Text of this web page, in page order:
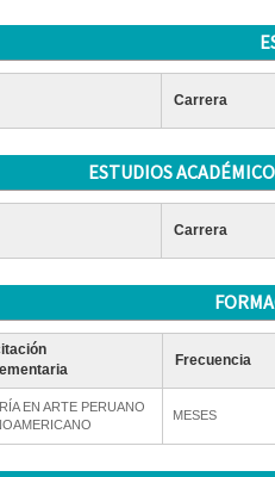
Carrera
ESTUDIOS
Carrera
Frecuencia
EN ARTE PERUANO
MESES